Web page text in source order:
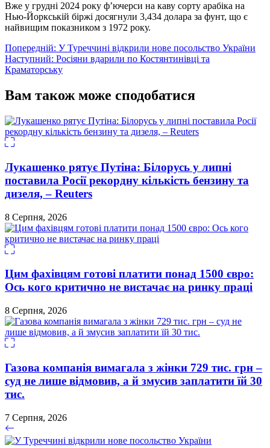
Вже у грудні 2024 року ф’ючерси на каву сорту арабіка на
Нью-Йоркській біржі досягнули 3,434 долара за фунт, що є
найвищим показником з 1972 року.
Навігація
записів
Попередній: У Туреччині відкрили нове посольство України
Наступний: Росіяни вдарили по Костянтинівці та
Краматорську
Вам також може сподобатися
Лукашенко рятує Путіна: Білорусь у липні
поставила Росії рекордну кількість бензину та
дизеля, – Reuters
8 Серпня, 2026
Цим фахівцям готові платити понад 1500 євро:
Ось кого критично не вистачає на ринку праці
8 Серпня, 2026
Газова компанія вимагала з жінки 729 тис. грн –
суд не лише відмовив, а й змусив заплатити їй 30
тис.
7 Серпня, 2026